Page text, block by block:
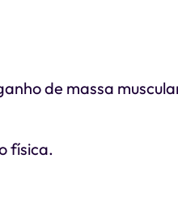
de massa
física.